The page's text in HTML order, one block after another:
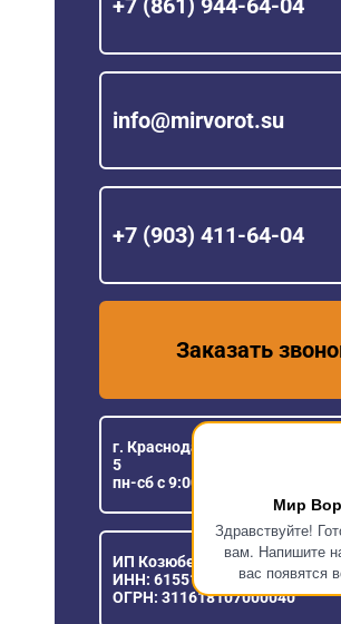
Мир
Здравствуйте!
вам. Напишите
вас появятся
+7 (861) 944-64-04
info@mirvorot.su
+7 (903) 411-64-04
Заказать
г. Краснодар, ул. Уральская,
5
пн-сб с 9:00 до 18:00
ИП Козюберда Денис
ИНН: 615516030057
ОГРН: 311618107000040